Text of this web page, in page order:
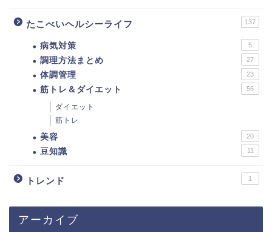
たこべいヘルシーライフ 137
病気対策 5
調理方法まとめ 27
体調管理 23
筋トレ＆ダイエット 56
ダイエット
筋トレ
美容 20
豆知識 11
トレンド 1
アーカイブ